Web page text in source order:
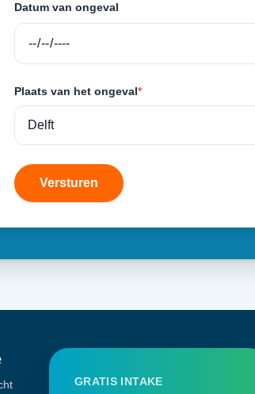
Datum van ongeval
Plaats van het ongeval*
Versturen
GRATIS INTAKE